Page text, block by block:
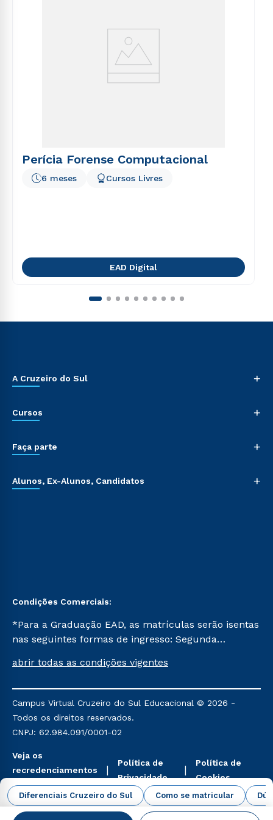
Diferenciais Cruzeiro do Sul Como se matricular
Perícia Forense Computacional
6 meses Cursos Livres
EAD Digital
A Cruzeiro do Sul +
Cursos +
Faça parte +
Alunos, Ex-Alunos, Candidatos +
Condições Comerciais:
*Para a Graduação EAD, as matrículas serão isentas
nas seguintes formas de ingresso: Segunda
Já para as demais, a taxa de matrícula será de R$
mencionadas são referentes aos cursos: Ensino
Religioso, Geografia para a Docência e Metodologia
do Ensino de História: Questões Atuais.
abrir todas as condições vigentes
Campus Virtual Cruzeiro do Sul Educacional © 2026 -
Todos os direitos reservados.
CNPJ: 62.984.091/0001-02
Veja os
recredenciamentos
aqui
Política de
Privacidade
Política de
Cookies